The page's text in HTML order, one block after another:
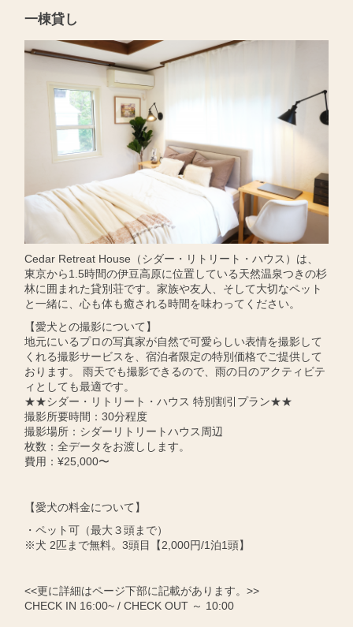
一棟貸し
Cedar Retreat House（シダー・リトリート・ハウス）は、
東京から1.5時間の伊豆高原に位置している天然温泉つきの杉
林に囲まれた貸別荘です。家族や友人、そして大切なペット
と一緒に、心も体も癒される時間を味わってください。
【愛犬との撮影について】
地元にいるプロの写真家が自然で可愛らしい表情を撮影して
くれる撮影サービスを、宿泊者限定の特別価格でご提供して
おります。 雨天でも撮影できるので、雨の日のアクティビテ
ィとしても最適です。
★★シダー・リトリート・ハウス 特別割引プラン★★
撮影所要時間：30分程度
撮影場所：シダーリトリートハウス周辺
枚数：全データをお渡しします。
費用：¥25,000〜
【愛犬の料金について】
・ペット可（最大３頭まで）
※犬 2匹まで無料。3頭目【2,000円/1泊1頭】
<<更に詳細はページ下部に記載があります。>>
CHECK IN 16:00~ / CHECK OUT ～ 10:00